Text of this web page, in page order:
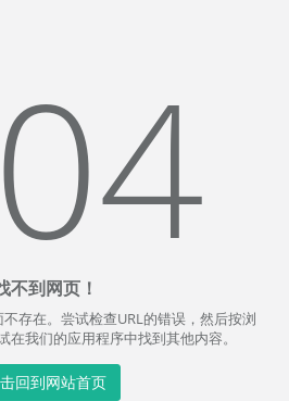
不到网页！
存在。尝试检查URL的错误，然后按浏
在我们的应用程序中找到其他内容。
回到网站首页